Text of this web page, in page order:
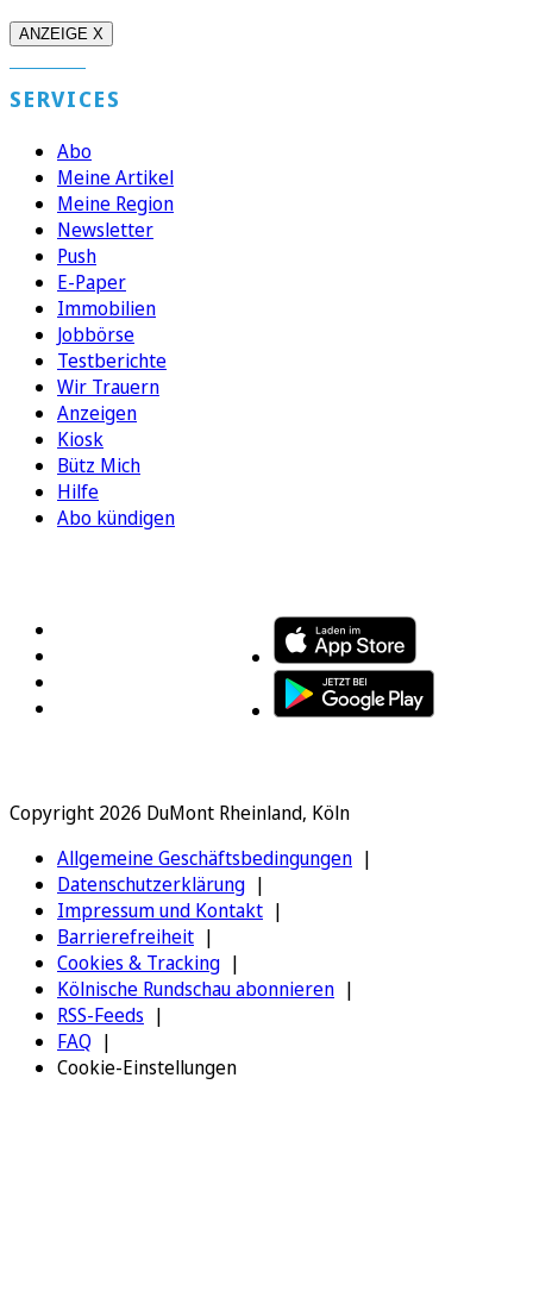
ANZEIGE X
SERVICES
Abo
Meine Artikel
Meine Region
Newsletter
Push
E-Paper
Immobilien
Jobbörse
Testberichte
Wir Trauern
Anzeigen
Kiosk
Bütz Mich
Hilfe
Abo kündigen
Copyright 2026 DuMont Rheinland, Köln
Allgemeine Geschäftsbedingungen
Datenschutzerklärung
Impressum und Kontakt
Barrierefreiheit
Cookies & Tracking
Kölnische Rundschau abonnieren
RSS-Feeds
FAQ
Cookie-Einstellungen